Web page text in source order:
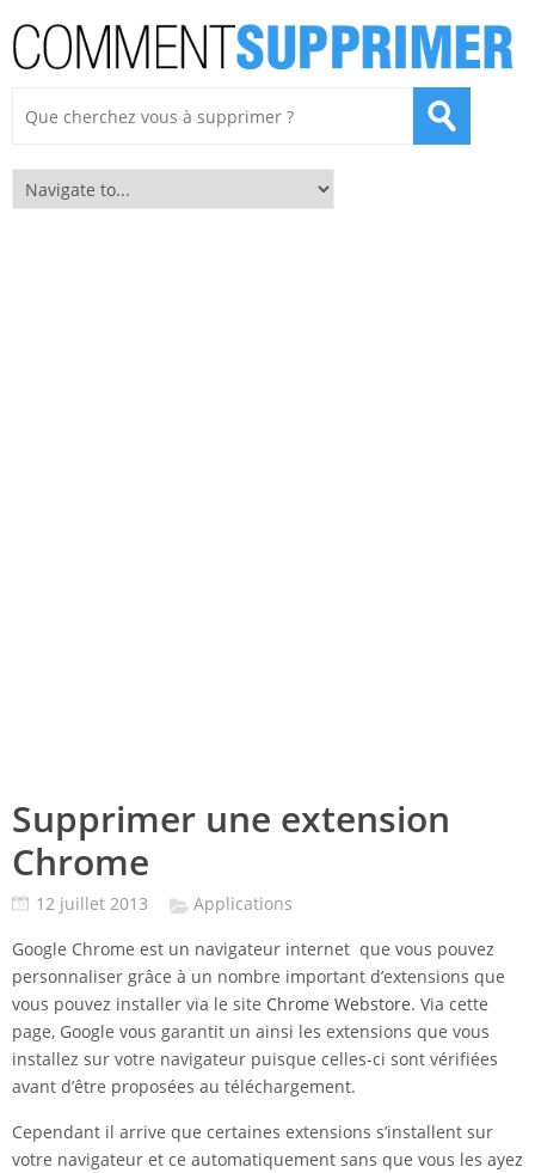
Supprimer une extension
Chrome
12 juillet 2013
Applications
Google Chrome est un navigateur internet que vous pouvez
personnaliser grâce à un nombre important d’extensions que
vous pouvez installer via le site Chrome Webstore. Via cette
page, Google vous garantit un ainsi les extensions que vous
installez sur votre navigateur puisque celles-ci sont vérifiées
avant d’être proposées au téléchargement.
Cependant il arrive que certaines extensions s’installent sur
votre navigateur et ce automatiquement sans que vous les ayez